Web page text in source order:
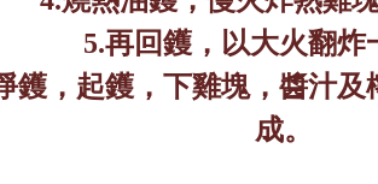
5.再回鑊，以大火翻炸
鑊，起鑊，下雞塊，醬汁及
成。